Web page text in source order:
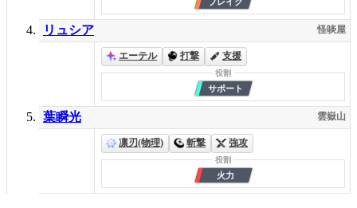
リュシア 怪啖屋
エーテル 打撃 支援
葉瞬光 雲嶽山
凛刃(物理) 斬撃 強攻